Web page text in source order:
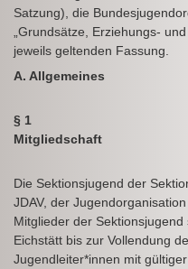
Satzung), die
„Grundsätze, Erziehungs-
jeweils geltenden Fassung.
A. Allgemeines
§ 1
Mitgliedschaft
Die Sektionsjugend der
JDAV, der
Mitglieder der
Eichstätt bis zur Vollendung
Jugendleiter*innen mit